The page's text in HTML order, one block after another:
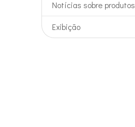
Notícias sobre produtos
Exibição